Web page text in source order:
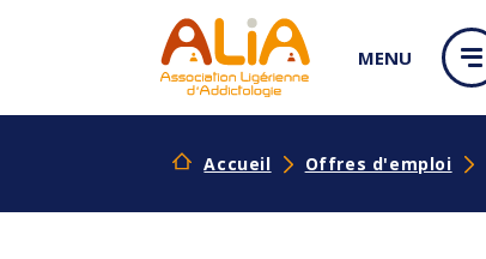
MENU
Accueil Offres d'emploi
Panneau de gestion des cookies